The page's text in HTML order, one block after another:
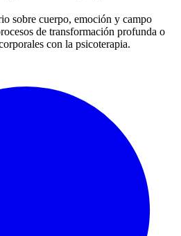
sobre cuerpo, emoción y campo
de transformación profunda o
con la psicoterapia.